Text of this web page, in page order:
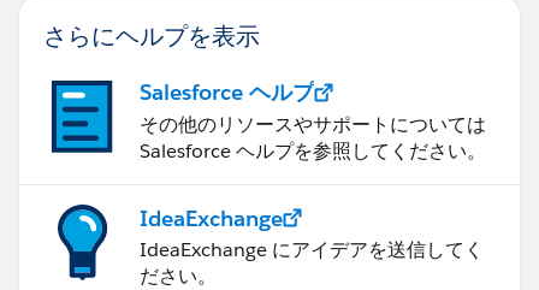
さらにヘルプを表示
Salesforce ヘルプ
その他のリソースやサポートについては
Salesforce ヘルプを参照してください。
IdeaExchange
IdeaExchange にアイデアを送信してく
ださい。